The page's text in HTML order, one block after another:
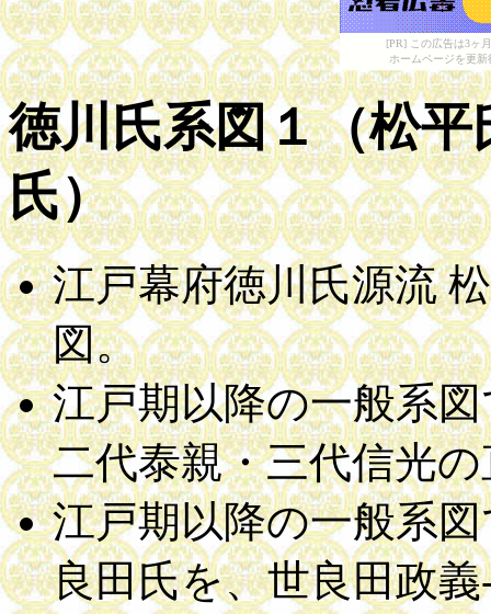
[PR] この広告は3ヶ
ホームページを更
徳川氏系図１（松
氏）
江戸幕府徳川氏源流
図。
江戸期以降の一般系
二代泰親・三代信光
江戸期以降の一般系
良田氏を、世良田政